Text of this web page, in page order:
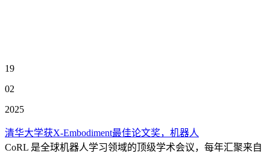
19
02
2025
清华大学获X-Embodiment最佳论文奖，机器人
CoRL 是全球机器人学习领域的顶级学术会议，每年汇聚来自